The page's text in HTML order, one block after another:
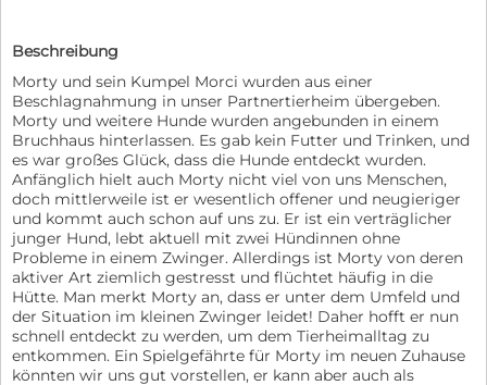
Beschreibung
Morty und sein Kumpel Morci wurden aus einer
Beschlagnahmung in unser Partnertierheim übergeben.
Morty und weitere Hunde wurden angebunden in einem
Bruchhaus hinterlassen. Es gab kein Futter und Trinken, und
es war großes Glück, dass die Hunde entdeckt wurden.
Anfänglich hielt auch Morty nicht viel von uns Menschen,
doch mittlerweile ist er wesentlich offener und neugieriger
und kommt auch schon auf uns zu. Er ist ein verträglicher
junger Hund, lebt aktuell mit zwei Hündinnen ohne
Probleme in einem Zwinger. Allerdings ist Morty von deren
aktiver Art ziemlich gestresst und flüchtet häufig in die
Hütte. Man merkt Morty an, dass er unter dem Umfeld und
der Situation im kleinen Zwinger leidet! Daher hofft er nun
schnell entdeckt zu werden, um dem Tierheimalltag zu
entkommen. Ein Spielgefährte für Morty im neuen Zuhause
könnten wir uns gut vorstellen, er kann aber auch als